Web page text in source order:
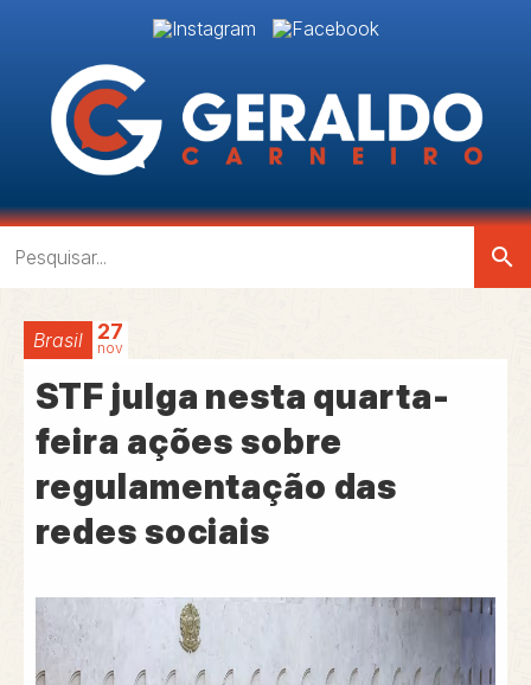
search
Brasil 27
nov
STF julga nesta quarta-
feira ações sobre
regulamentação das
redes sociais